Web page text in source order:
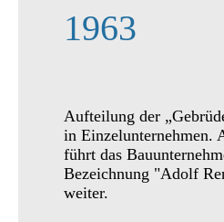
1963
Aufteilung der
in Einzelunternehmen.
führt das
Bezeichnung "Adolf
weiter.